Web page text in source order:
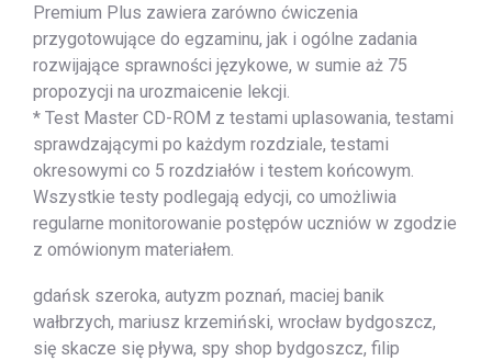
Premium Plus zawiera zarówno ćwiczenia
przygotowujące do egzaminu, jak i ogólne zadania
rozwijające sprawności językowe, w sumie aż 75
propozycji na urozmaicenie lekcji.
* Test Master CD-ROM z testami uplasowania, testami
sprawdzającymi po każdym rozdziale, testami
okresowymi co 5 rozdziałów i testem końcowym.
Wszystkie testy podlegają edycji, co umożliwia
regularne monitorowanie postępów uczniów w zgodzie
z omówionym materiałem.
gdańsk szeroka, autyzm poznań, maciej banik
wałbrzych, mariusz krzemiński, wrocław bydgoszcz,
się skacze się pływa, spy shop bydgoszcz, filip